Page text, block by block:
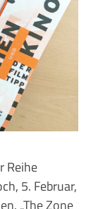
Reihe
5. Februar,